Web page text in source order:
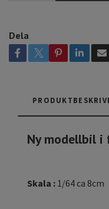
Dela
Ny modellbil i
Skala : 1/64 ca 8cm